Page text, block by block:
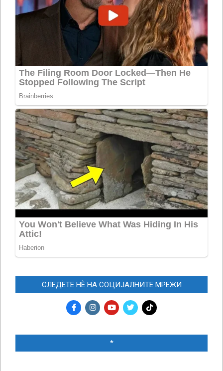
СЛЕДЕТЕ НЀ НА СОЦИЈАЛНИТЕ МРЕЖИ
*